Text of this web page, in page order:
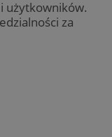
użytkowników.
za